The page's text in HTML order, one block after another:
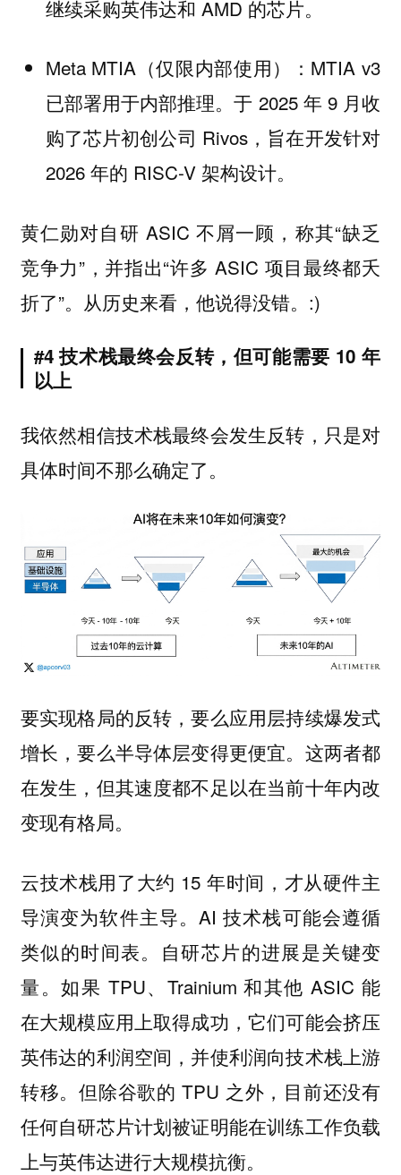
继续采购英伟达和 AMD 的芯片。
Meta MTIA（仅限内部使用）：MTIA v3
已部署用于内部推理。于 2025 年 9 月收
购了芯片初创公司 Rivos，旨在开发针对
2026 年的 RISC-V 架构设计。
黄仁勋对自研 ASIC 不屑一顾，称其“缺乏
竞争力”，并指出“许多 ASIC 项目最终都夭
折了”。从历史来看，他说得没错。:)
#4 技术栈最终会反转，但可能需要 10 年
以上
我依然相信技术栈最终会发生反转，只是对
具体时间不那么确定了。
要实现格局的反转，要么应用层持续爆发式
增长，要么半导体层变得更便宜。这两者都
在发生，但其速度都不足以在当前十年内改
变现有格局。
云技术栈用了大约 15 年时间，才从硬件主
导演变为软件主导。AI 技术栈可能会遵循
类似的时间表。自研芯片的进展是关键变
量。如果 TPU、Trainium 和其他 ASIC 能
在大规模应用上取得成功，它们可能会挤压
英伟达的利润空间，并使利润向技术栈上游
转移。但除谷歌的 TPU 之外，目前还没有
任何自研芯片计划被证明能在训练工作负载
上与英伟达进行大规模抗衡。